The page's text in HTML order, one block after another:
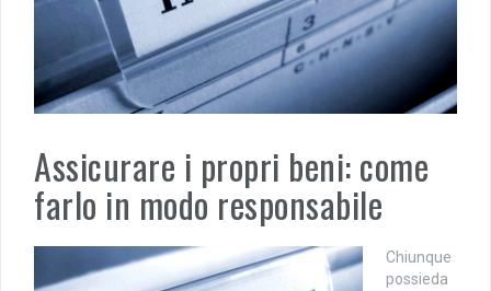
Assicurare i propri beni: come
farlo in modo responsabile
Chiunque
possieda